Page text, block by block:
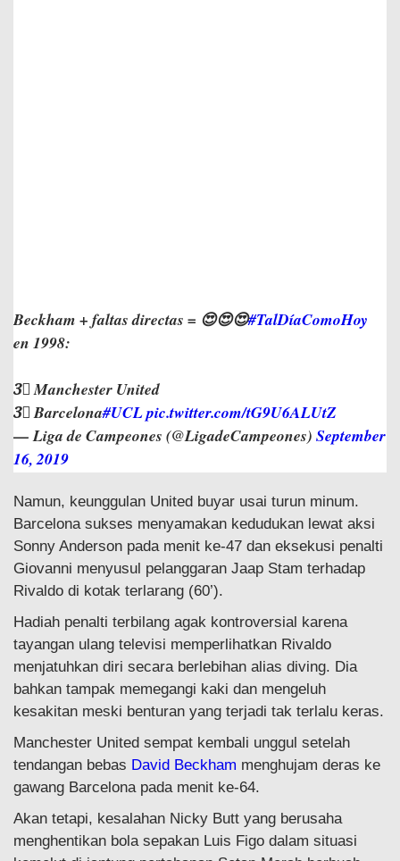
Beckham + faltas directas = 😍😍😍#TalDíaComoHoy
en 1998:
3⃣ Manchester United
3⃣ Barcelona#UCLpic.twitter.com/tG9U6ALUtZ
— Liga de Campeones (@LigadeCampeones) September
16, 2019
Namun, keunggulan United buyar usai turun minum.
Barcelona sukses menyamakan kedudukan lewat aksi
Sonny Anderson pada menit ke-47 dan eksekusi penalti
Giovanni menyusul pelanggaran Jaap Stam terhadap
Rivaldo di kotak terlarang (60’).
Hadiah penalti terbilang agak kontroversial karena
tayangan ulang televisi memperlihatkan Rivaldo
menjatuhkan diri secara berlebihan alias diving. Dia
bahkan tampak memegangi kaki dan mengeluh
kesakitan meski benturan yang terjadi tak terlalu keras.
Manchester United sempat kembali unggul setelah
tendangan bebas David Beckham menghujam deras ke
gawang Barcelona pada menit ke-64.
Akan tetapi, kesalahan Nicky Butt yang berusaha
menghentikan bola sepakan Luis Figo dalam situasi